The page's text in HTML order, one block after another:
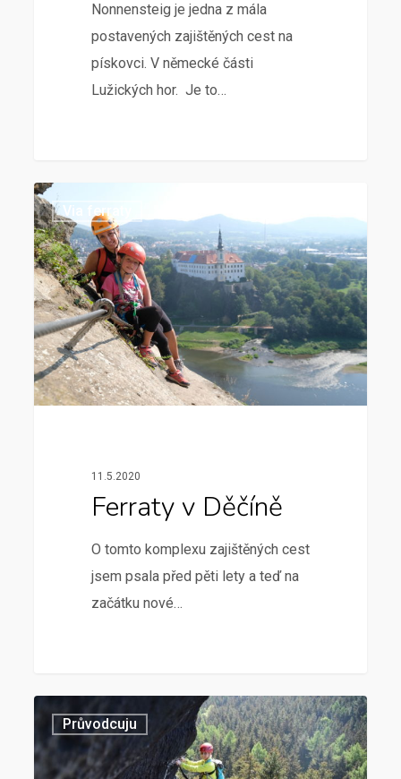
Nonnensteig je jedna z mála
postavených zajištěných cest na
pískovci. V německé části
Lužických hor. Je to…
Via ferraty
11.5.2020
Ferraty v Děčíně
O tomto komplexu zajištěných cest
jsem psala před pěti lety a teď na
začátku nové…
Průvodcuju